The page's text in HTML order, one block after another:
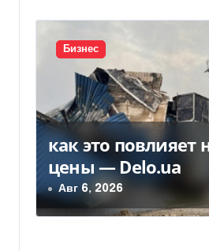
и
с
м
Бизнес
как это повлияет
цены — Delo.ua
Авг 6, 2026